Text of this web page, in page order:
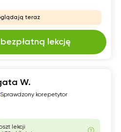
teraz
lekcję
W.
Sprawdzony korepetytor
lekcji